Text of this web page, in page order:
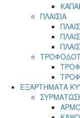
ΠΛΑΙΣΙΑ
ΕΞΑΡΤΗΜΑΤΑ